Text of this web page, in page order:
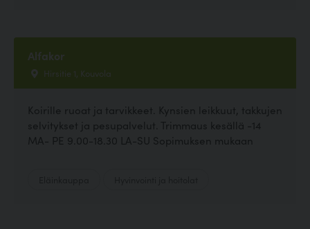
Alfakor
Hirsitie 1, Kouvola
Koirille ruoat ja tarvikkeet. Kynsien leikkuut, takkujen
selvitykset ja pesupalvelut. Trimmaus kesällä -14
MA- PE 9.00-18.30 LA-SU Sopimuksen mukaan